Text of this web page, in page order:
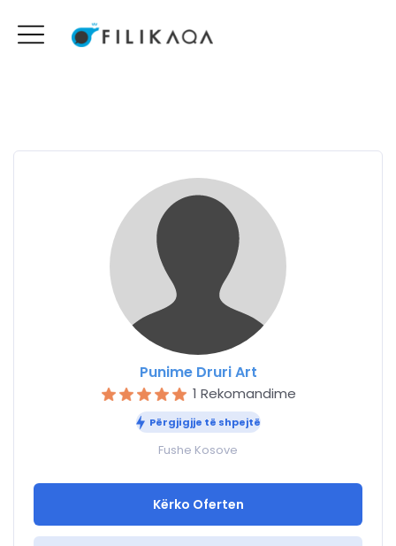
Punime Druri Art
1 Rekomandime
Përgjigjje të shpejtë
Fushe Kosove
Kërko Oferten